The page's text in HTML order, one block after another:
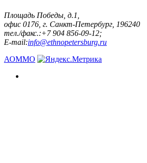
Площадь Победы, д.1,
офис 0176, г. Санкт-Петербург, 196240
тел./факс.:+7 904 856-09-12;
E-mail:info@ethnopetersburg.ru
АОММО